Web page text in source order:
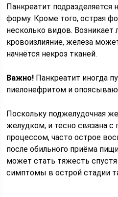
Панкреатит подразделяется
форму. Кроме того, острая
несколько видов. Возникает
кровоизлияние, железа
начнётся некроз тканей.
Важно! Панкреатит иногда
пиелонефритом и
Поскольку поджелудочная
желудком, и тесно связана
процессом, часто острое
после обильного приёма
может стать тяжесть
симптомы в острой стадии